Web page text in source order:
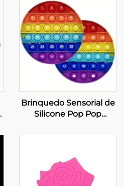
Brinquedo Sensorial de
Silicone Pop Pop
Crianças com
Retrátil Presente de
Páscoa Alívio do
Estresse